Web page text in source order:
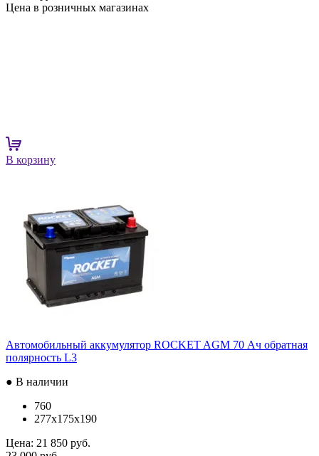
Цена в розничных магазинах
В корзину
Автомобильный аккумулятор ROCKET AGM 70 Ач обратная
полярность L3
● В наличии
760
277x175x190
Цена: 21 850 руб.